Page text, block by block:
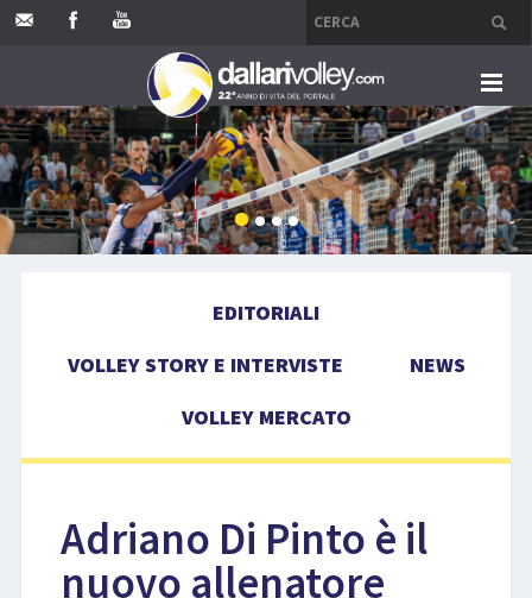
HOME
EDITORIALI
VOLLEY MERCATO
COMPETIZIONI
EVENTI
LIBRI
EDITORIALI
VOLLEY STORY E INTERVISTE
NEWS
VOLLEY MERCATO
Adriano Di Pinto è il
nuovo allenatore